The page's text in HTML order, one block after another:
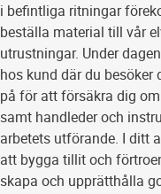
i befintliga ritningar
beställa material till vår
utrustningar. Under
hos kund där du besöker
på för att försäkra dig
samt handleder och
arbetets utförande. I ditt
att bygga tillit och
skapa och upprätthålla